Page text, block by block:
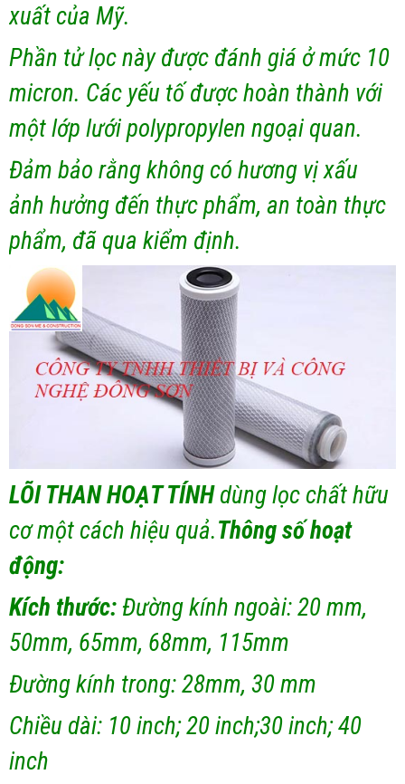
xuất của Mỹ.
Phần tử lọc này được đánh giá ở mức 10
micron. Các yếu tố được hoàn thành với
một lớp lưới polypropylen ngoại quan.
Đảm bảo rằng không có hương vị xấu
ảnh hưởng đến thực phẩm, an toàn thực
phẩm, đã qua kiểm định.
LÕI THAN HOẠT TÍNHdùng lọc chất hữu
cơ một cách hiệu quả.Thông số hoạt
động:
Kích thước:Đường kính ngoài: 20 mm,
50mm, 65mm, 68mm, 115mm
Đường kính trong: 28mm, 30 mm
Chiều dài: 10 inch; 20 inch;30 inch; 40
inch